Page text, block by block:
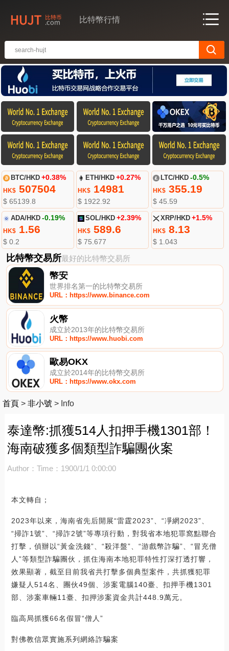
比特幣行情
BTC/HKD +0.38%
HK$507504
$ 65139.8
ETH/HKD +0.27%
HK$ 14981
$ 1922.92
LTC/HKD -0.5%
HK$355.19
$ 45.59
ADA/HKD -0.19%
HK$1.56
$ 0.2
SOL/HKD +2.39%
HK$ 589.6
$ 75.677
XRP/HKD +1.5%
HK$8.13
$ 1.043
比特幣交易所最好的比特幣交易所
幣安
世界排名第一的比特幣交易所
URL：https://www.binance.com
火幣
成立於2013年的比特幣交易所
URL：https://www.huobi.com
歐易OKX
成立於2014年的比特幣交易所
URL：https://www.okx.com
首頁 > 非小號 > Info
泰達幣:抓獲514人扣押手機1301部！
海南破獲多個類型詐騙團伙案
Author： Time：1900/1/1 0:00:00
本文轉自；
2023年以來，海南省先后開展“雷霆2023”、“凈網2023”、
“掃詐1號”、“掃詐2號”等專項行動，對我省本地犯罪窩點聯合
打擊，偵辦以“黃金洗錢”、“殺洋盤”、“游戲幣詐騙”、“冒充僧
人”等類型詐騙團伙，抓住海南本地犯罪特性打深打透打響，
效果顯著，截至目前我省共打擊多個典型案件，共抓獲犯罪
嫌疑人514名、團伙49個、涉案電腦140臺、扣押手機1301
部、涉案車輛11臺、扣押涉案資金共計448.9萬元。
臨高局抓獲66名假冒“僧人”
對佛教信眾實施系列網絡詐騙案